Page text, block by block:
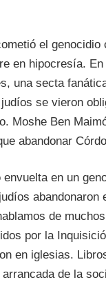
el
en hipocresía.
una secta
se vieron
Moshe Ben
abandonar
en un
de
por la
en iglesias.
de la